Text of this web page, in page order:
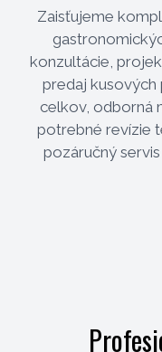
Zaisťujeme
konzultácie,
predaj
celkov, odborná
potrebné revízie
pozáručný